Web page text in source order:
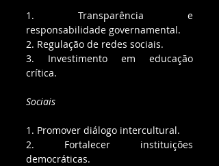
1. Transparência e
responsabilidade governamental.
2. Regulação de redes sociais.
3. Investimento em educação
crítica.
Sociais
1. Promover diálogo intercultural.
2. Fortalecer instituições
democráticas.